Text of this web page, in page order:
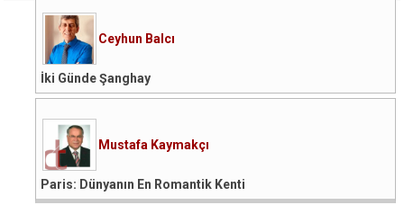
Ceyhun Balcı
İki Günde Şanghay
Mustafa Kaymakçı
Paris: Dünyanın En Romantik Kenti